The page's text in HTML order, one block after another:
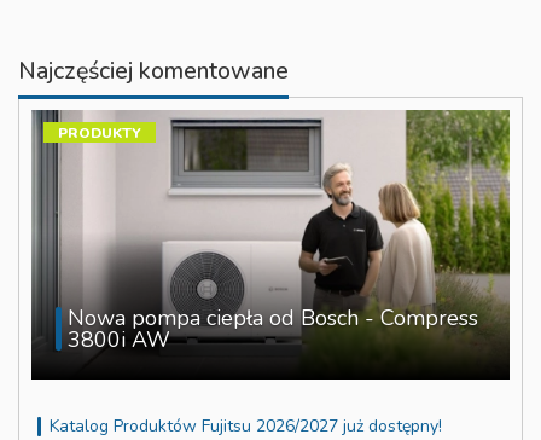
Najczęściej komentowane
Nowa pompa ciepła od Bosch - Compress
3800i AW
PRODUKTY
Katalog Produktów Fujitsu 2026/2027 już dostępny!